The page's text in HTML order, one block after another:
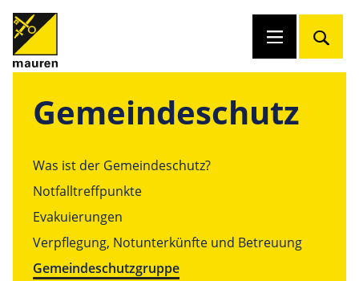
Gemeindeschutz
Was ist der Gemeindeschutz?
Notfalltreffpunkte
Evakuierungen
Verpflegung, Notunterkünfte und Betreuung
Gemeindeschutzgruppe